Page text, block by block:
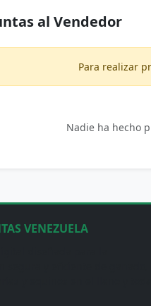
al Vendedor
Para realizar
Nadie ha hecho
VENEZUELA